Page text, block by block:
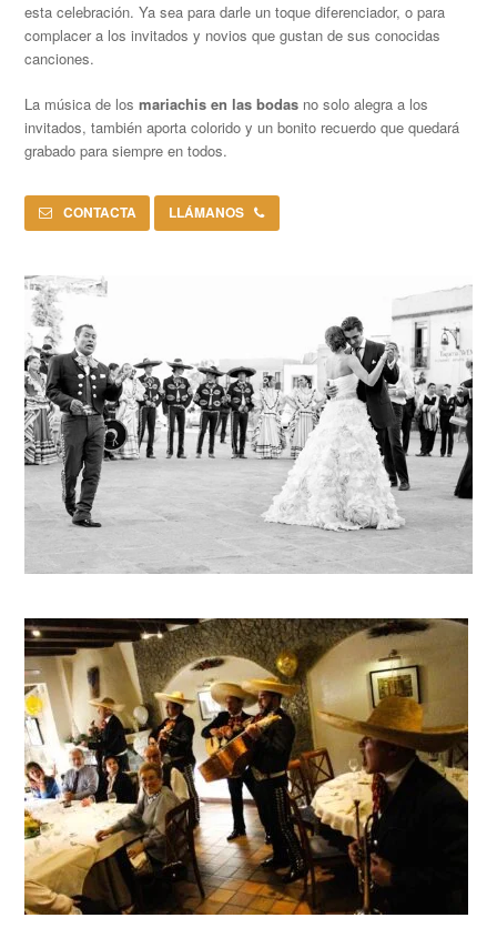
esta celebración. Ya sea para darle un toque diferenciador, o para
complacer a los invitados y novios que gustan de sus conocidas
canciones.
La música de losmariachis en las bodas no solo alegra a los
invitados, también aporta colorido y un bonito recuerdo que quedará
grabado para siempre en todos.
CONTACTA LLÁMANOS